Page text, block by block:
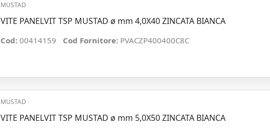
MUSTAD
VITE PANELVIT TSP MUSTAD ø mm 4,0X40 ZINCATA BIANCA
Cod: 00414159 Cod Fornitore: PVACZP400400C8C
MUSTAD
VITE PANELVIT TSP MUSTAD ø mm 5,0X50 ZINCATA BIANCA